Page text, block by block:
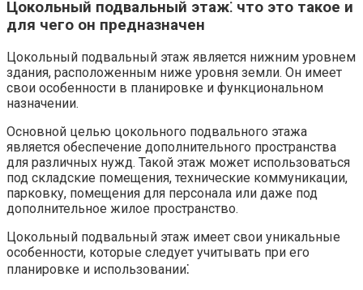
Цокольный подвальный этаж⁚ что это такое и
для чего он предназначен
Цокольный подвальный этаж является нижним уровнем
здания, расположенным ниже уровня земли.​ Он имеет
свои особенности в планировке и функциональном
назначении.​
Основной целью цокольного подвального этажа
является обеспечение дополнительного пространства
для различных нужд. Такой этаж может использоваться
под складские помещения, технические коммуникации,
парковку, помещения для персонала или даже под
дополнительное жилое пространство.
Цокольный подвальный этаж имеет свои уникальные
особенности, которые следует учитывать при его
планировке и использовании⁚